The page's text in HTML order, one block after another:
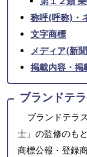
称呼(呼称)・
文字商標
メディア(新
掲載内容・掲
ブランドテ
ブランドテラ
士」の監修のも
商標公報・登録